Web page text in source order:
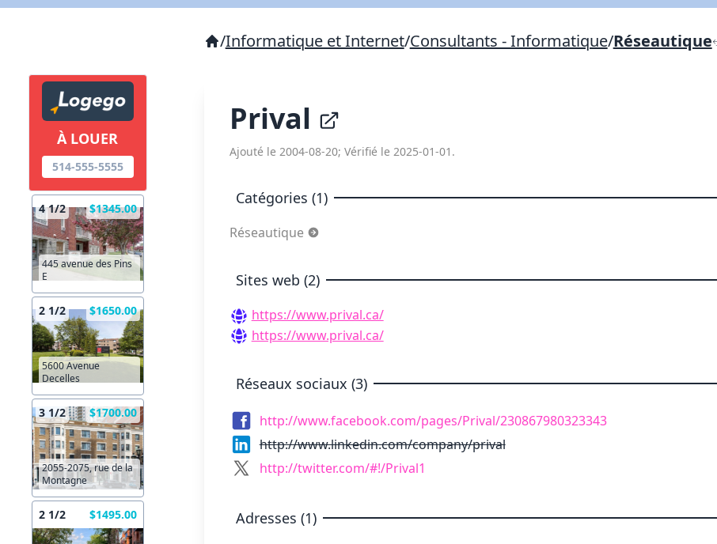
À LOUER
514-555-5555
4 1/2 $1345.00
445 avenue des Pins
E
2 1/2 $1650.00
5600 Avenue
Decelles
3 1/2 $1700.00
2055-2075, rue de la
Montagne
2 1/2 $1495.00
/Informatique et Internet/Consultants - Informatique/Réseautique
Prival
Ajouté le 2004-08-20; Vérifié le 2025-01-01.
Catégories (1)
Réseautique
Sites web (2)
https://www.prival.ca/
https://www.prival.ca/
Réseaux sociaux (3)
http://www.facebook.com/pages/Prival/230867980323343
http://www.linkedin.com/company/prival
http://twitter.com/#!/Prival1
Adresses (1)
X Fermer Envoyez